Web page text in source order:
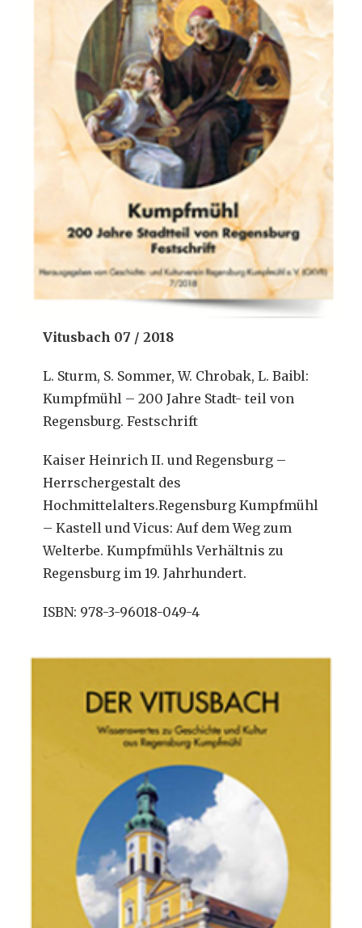
Vitusbach 07 / 2018
L. Sturm, S. Sommer, W. Chrobak, L. Baibl:
Kumpfmühl – 200 Jahre Stadt- teil von
Regensburg. Festschrift
Kaiser Heinrich II. und Regensburg –
Herrschergestalt des
Hochmittelalters.Regensburg Kumpfmühl
– Kastell und Vicus: Auf dem Weg zum
Welterbe. Kumpfmühls Verhältnis zu
Regensburg im 19. Jahrhundert.
ISBN: 978-3-96018-049-4